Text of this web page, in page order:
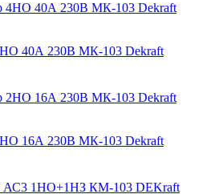
40А 230В МК-103 Dekraft
16А 230В МК-103 Dekraft